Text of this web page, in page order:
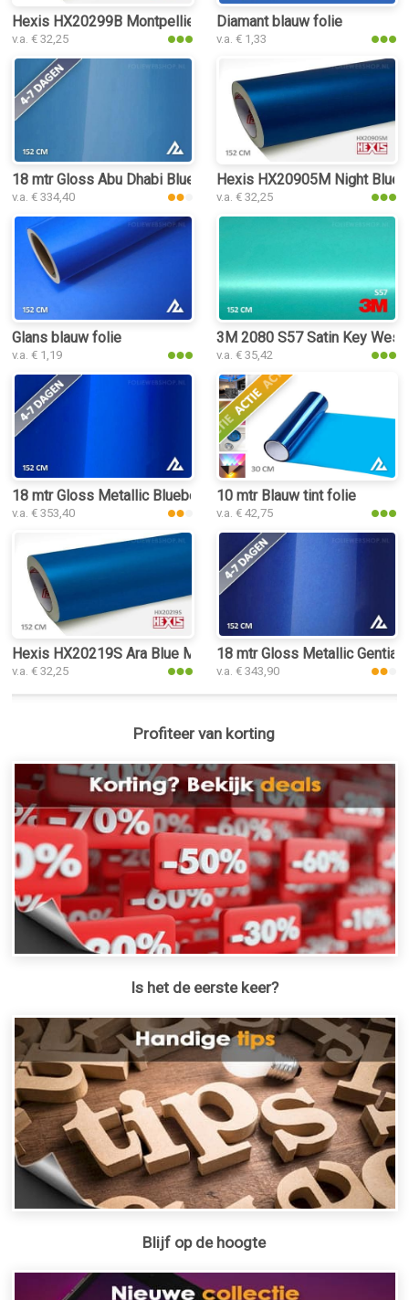
Hexis HX20299B Montpellier Blue Gloss folie
v.a. € 32,25
Diamant blauw folie
v.a. € 1,33
18 mtr Gloss Abu Dhabi Blue 3243 folie
v.a. € 334,40
Hexis HX20905M Night Blue
v.a. € 32,25
Glans blauw folie
v.a. € 1,19
3M 2080 S57 Satin Key
v.a. € 35,42
18 mtr Gloss Metallic Blueberry 3067 folie
v.a. € 353,40
10 mtr Blauw tint folie
v.a. € 42,75
Hexis HX20219S Ara Blue Metallic Satin folie
v.a. € 32,25
18 mtr Gloss Metallic
v.a. € 343,90
Profiteer van korting
Is het de eerste keer?
Blijf op de hoogte